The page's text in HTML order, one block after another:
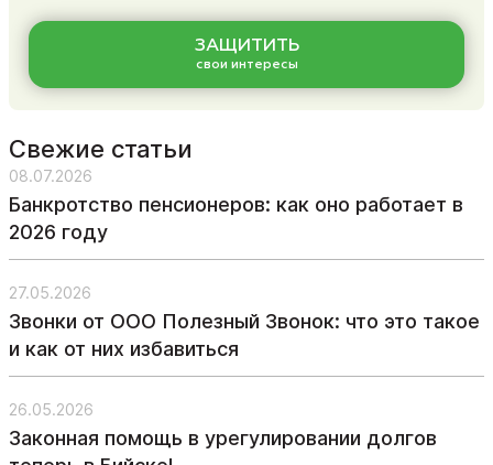
ЗАЩИТИТЬ
свои интересы
Свежие статьи
08.07.2026
Банкротство пенсионеров: как оно работает в
2026 году
27.05.2026
Звонки от ООО Полезный Звонок: что это такое
и как от них избавиться
26.05.2026
Законная помощь в урегулировании долгов